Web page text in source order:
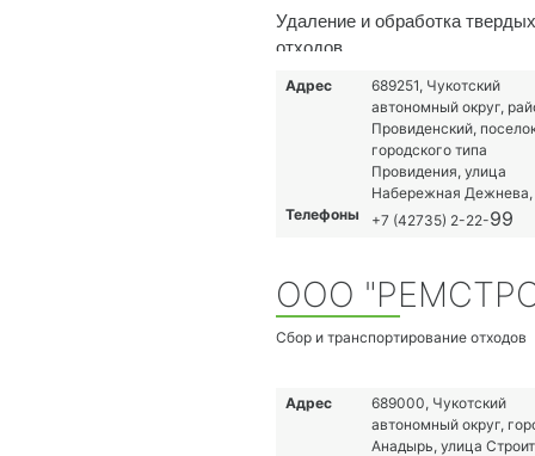
Удаление и обработка твердых
отходов
Адрес
689251, Чукотский
автономный округ,
Провиденский,
городского типа
Провидения, улица
Набережная Дежнева,
Телефоны
+7 (42735) 2-22-99
ООО
Сбор и транспортирование отходов
Адрес
689000, Чукотский
автономный округ,
Анадырь, улица